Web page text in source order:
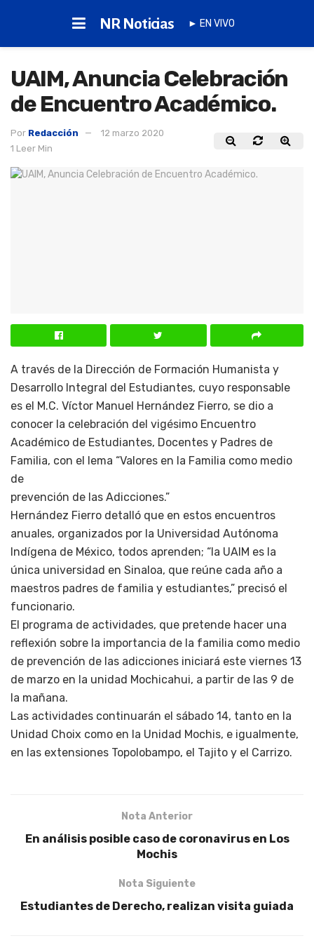
NR Noticias ► EN VIVO
UAIM, Anuncia Celebración
de Encuentro Académico.
Por Redacción
12 marzo 2020
1 Leer Min
A través de la Dirección de Formación Humanista y
Desarrollo Integral del Estudiantes, cuyo responsable
es el M.C. Víctor Manuel Hernández Fierro, se dio a
conocer la celebración del vigésimo Encuentro
Académico de Estudiantes, Docentes y Padres de
Familia, con el lema “Valores en la Familia como medio
de
prevención de las Adicciones.”
Hernández Fierro detalló que en estos encuentros
anuales, organizados por la Universidad Autónoma
Indígena de México, todos aprenden; “la UAIM es la
única universidad en Sinaloa, que reúne cada año a
maestros padres de familia y estudiantes,” precisó el
funcionario.
El programa de actividades, que pretende hacer una
reflexión sobre la importancia de la familia como medio
de prevención de las adicciones iniciará este viernes 13
de marzo en la unidad Mochicahui, a partir de las 9 de
la mañana.
Las actividades continuarán el sábado 14, tanto en la
Unidad Choix como en la Unidad Mochis, e igualmente,
en las extensiones Topolobampo, el Tajito y el Carrizo.
Nota Anterior
En análisis posible caso de coronavirus en Los
Mochis
Nota Siguiente
Estudiantes de Derecho, realizan visita guiada